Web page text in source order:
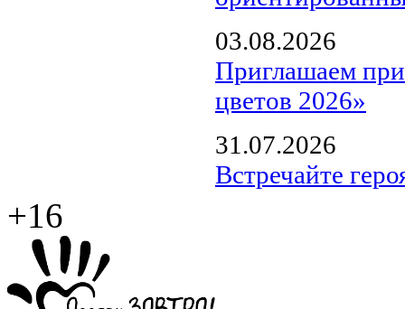
03.08.2026
Приглашаем
цветов 2026»
31.07.2026
Встречайте
+16